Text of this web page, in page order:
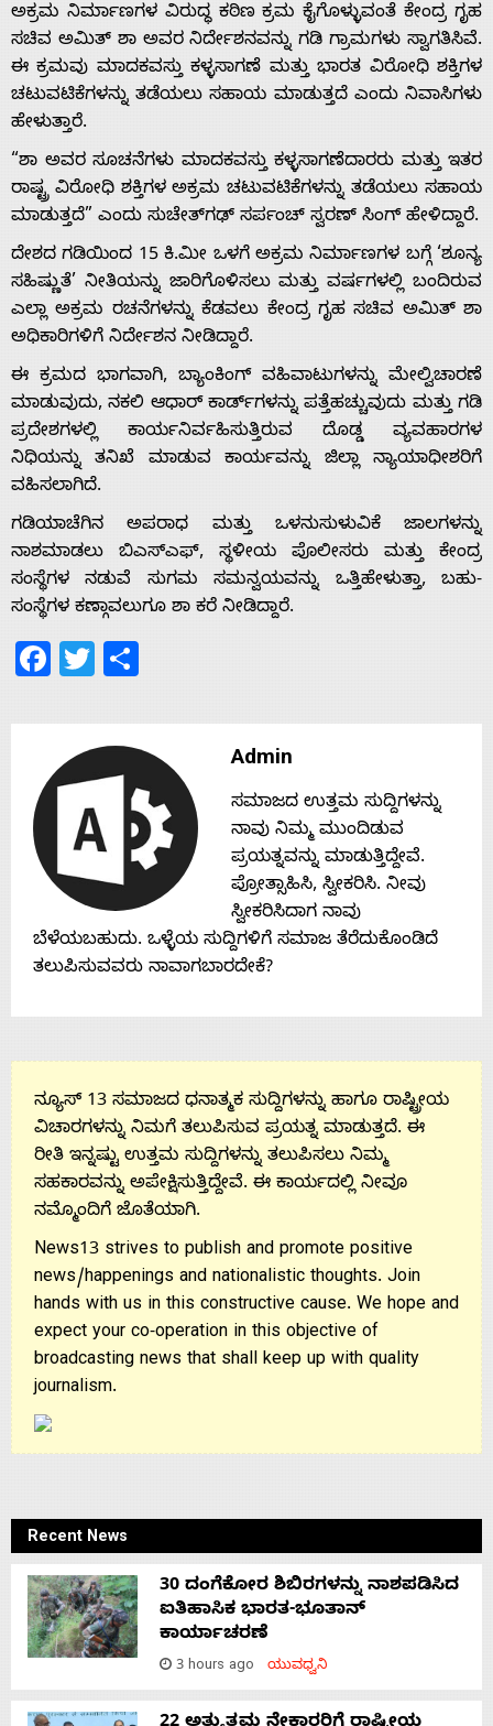
Home
About
Us
Advertise
With
Contact
Us
ಅಕ್ರಮ ನಿರ್ಮಾಣಗಳ ವಿರುದ್ಧ ಕಠಿಣ ಕ್ರಮ ಕೈಗೊಳ್ಳುವಂತೆ ಕೇಂದ್ರ ಗೃಹ
ಸಚಿವ ಅಮಿತ್ ಶಾ ಅವರ ನಿರ್ದೇಶನವನ್ನು ಗಡಿ ಗ್ರಾಮಗಳು ಸ್ವಾಗತಿಸಿವೆ.
ಈ ಕ್ರಮವು ಮಾದಕವಸ್ತು ಕಳ್ಳಸಾಗಣೆ ಮತ್ತು ಭಾರತ ವಿರೋಧಿ ಶಕ್ತಿಗಳ
ಚಟುವಟಿಕೆಗಳನ್ನು ತಡೆಯಲು ಸಹಾಯ ಮಾಡುತ್ತದೆ ಎಂದು ನಿವಾಸಿಗಳು
ಹೇಳುತ್ತಾರೆ.
“ಶಾ ಅವರ ಸೂಚನೆಗಳು ಮಾದಕವಸ್ತು ಕಳ್ಳಸಾಗಣೆದಾರರು ಮತ್ತು ಇತರ
ರಾಷ್ಟ್ರ ವಿರೋಧಿ ಶಕ್ತಿಗಳ ಅಕ್ರಮ ಚಟುವಟಿಕೆಗಳನ್ನು ತಡೆಯಲು ಸಹಾಯ
ಮಾಡುತ್ತದೆ” ಎಂದು ಸುಚೇತ್‌ಗಢ್ ಸರ್ಪಂಚ್ ಸ್ವರಣ್ ಸಿಂಗ್ ಹೇಳಿದ್ದಾರೆ.
ದೇಶದ ಗಡಿಯಿಂದ 15 ಕಿ.ಮೀ ಒಳಗೆ ಅಕ್ರಮ ನಿರ್ಮಾಣಗಳ ಬಗ್ಗೆ ‘ಶೂನ್ಯ
ಸಹಿಷ್ಣುತೆ’ ನೀತಿಯನ್ನು ಜಾರಿಗೊಳಿಸಲು ಮತ್ತು ವರ್ಷಗಳಲ್ಲಿ ಬಂದಿರುವ
ಎಲ್ಲಾ ಅಕ್ರಮ ರಚನೆಗಳನ್ನು ಕೆಡವಲು ಕೇಂದ್ರ ಗೃಹ ಸಚಿವ ಅಮಿತ್ ಶಾ
ಅಧಿಕಾರಿಗಳಿಗೆ ನಿರ್ದೇಶನ ನೀಡಿದ್ದಾರೆ.
ಈ ಕ್ರಮದ ಭಾಗವಾಗಿ, ಬ್ಯಾಂಕಿಂಗ್ ವಹಿವಾಟುಗಳನ್ನು ಮೇಲ್ವಿಚಾರಣೆ
ಮಾಡುವುದು, ನಕಲಿ ಆಧಾರ್ ಕಾರ್ಡ್‌ಗಳನ್ನು ಪತ್ತೆಹಚ್ಚುವುದು ಮತ್ತು ಗಡಿ
ಪ್ರದೇಶಗಳಲ್ಲಿ ಕಾರ್ಯನಿರ್ವಹಿಸುತ್ತಿರುವ ದೊಡ್ಡ ವ್ಯವಹಾರಗಳ
ನಿಧಿಯನ್ನು ತನಿಖೆ ಮಾಡುವ ಕಾರ್ಯವನ್ನು ಜಿಲ್ಲಾ ನ್ಯಾಯಾಧೀಶರಿಗೆ
ವಹಿಸಲಾಗಿದೆ.
ಗಡಿಯಾಚೆಗಿನ ಅಪರಾಧ ಮತ್ತು ಒಳನುಸುಳುವಿಕೆ ಜಾಲಗಳನ್ನು
ನಾಶಮಾಡಲು ಬಿಎಸ್‌ಎಫ್, ಸ್ಥಳೀಯ ಪೊಲೀಸರು ಮತ್ತು ಕೇಂದ್ರ
ಸಂಸ್ಥೆಗಳ ನಡುವೆ ಸುಗಮ ಸಮನ್ವಯವನ್ನು ಒತ್ತಿಹೇಳುತ್ತಾ, ಬಹು-
ಸಂಸ್ಥೆಗಳ ಕಣ್ಗಾವಲುಗೂ ಶಾ ಕರೆ ನೀಡಿದ್ದಾರೆ.
Facebook
Twitter
Admin
ಸಮಾಜದ ಉತ್ತಮ ಸುದ್ದಿಗಳನ್ನು
ನಾವು ನಿಮ್ಮ ಮುಂದಿಡುವ
ಪ್ರಯತ್ನವನ್ನು ಮಾಡುತ್ತಿದ್ದೇವೆ.
ಪ್ರೋತ್ಸಾಹಿಸಿ, ಸ್ವೀಕರಿಸಿ. ನೀವು
ಸ್ವೀಕರಿಸಿದಾಗ ನಾವು
ಬೆಳೆಯಬಹುದು. ಒಳ್ಳೆಯ ಸುದ್ದಿಗಳಿಗೆ ಸಮಾಜ ತೆರೆದುಕೊಂಡಿದೆ
ತಲುಪಿಸುವವರು ನಾವಾಗಬಾರದೇಕೆ?
ನ್ಯೂಸ್ 13 ಸಮಾಜದ ಧನಾತ್ಮಕ ಸುದ್ದಿಗಳನ್ನು ಹಾಗೂ ರಾಷ್ಟ್ರೀಯ
ವಿಚಾರಗಳನ್ನು ನಿಮಗೆ ತಲುಪಿಸುವ ಪ್ರಯತ್ನ ಮಾಡುತ್ತದೆ. ಈ
ರೀತಿ ಇನ್ನಷ್ಟು ಉತ್ತಮ ಸುದ್ದಿಗಳನ್ನು ತಲುಪಿಸಲು ನಿಮ್ಮ
ಸಹಕಾರವನ್ನು ಅಪೇಕ್ಷಿಸುತ್ತಿದ್ದೇವೆ. ಈ ಕಾರ್ಯದಲ್ಲಿ ನೀವೂ
ನಮ್ಮೊಂದಿಗೆ ಜೊತೆಯಾಗಿ.
News13 strives to publish and promote positive
news/happenings and nationalistic thoughts. Join
hands with us in this constructive cause. We hope and
expect your co-operation in this objective of
broadcasting news that shall keep up with quality
journalism.
Recent News
30 ದಂಗೆಕೋರ ಶಿಬಿರಗಳನ್ನು ನಾಶಪಡಿಸಿದ
ಐತಿಹಾಸಿಕ ಭಾರತ-ಭೂತಾನ್
ಕಾರ್ಯಾಚರಣೆ
3 hours ago ಯುವಧ್ವನಿ